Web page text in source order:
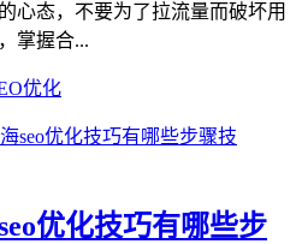
心态，不要为了拉流量而破坏用
掌握合...
优化
优化技巧有哪些步